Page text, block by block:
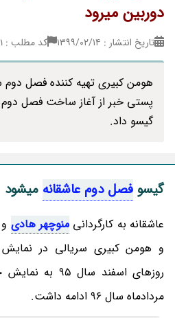
دوربین میرود
تاریخ انتشار : ۱۳۹۹/۰۲/۱۴ کد مطلب : 38081
هومن کبیری تهیه کننده فصل دوم
پستی خبر از آغاز ساخت فصل دوم
گیسو داد.
گیسو فصل دوم عاشقانه میشود
عاشقانه به کارگردانی منوچهر هادی
و هومن کبیری سریالی در
روزهای اسفند
مردادماه سال 96 ادامه داشت.